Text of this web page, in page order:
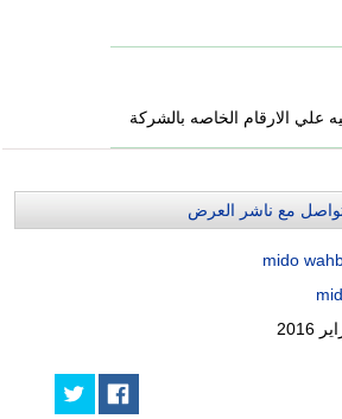
علي الارقام الخاصه بالشركة
مع ناشر العرض
2016